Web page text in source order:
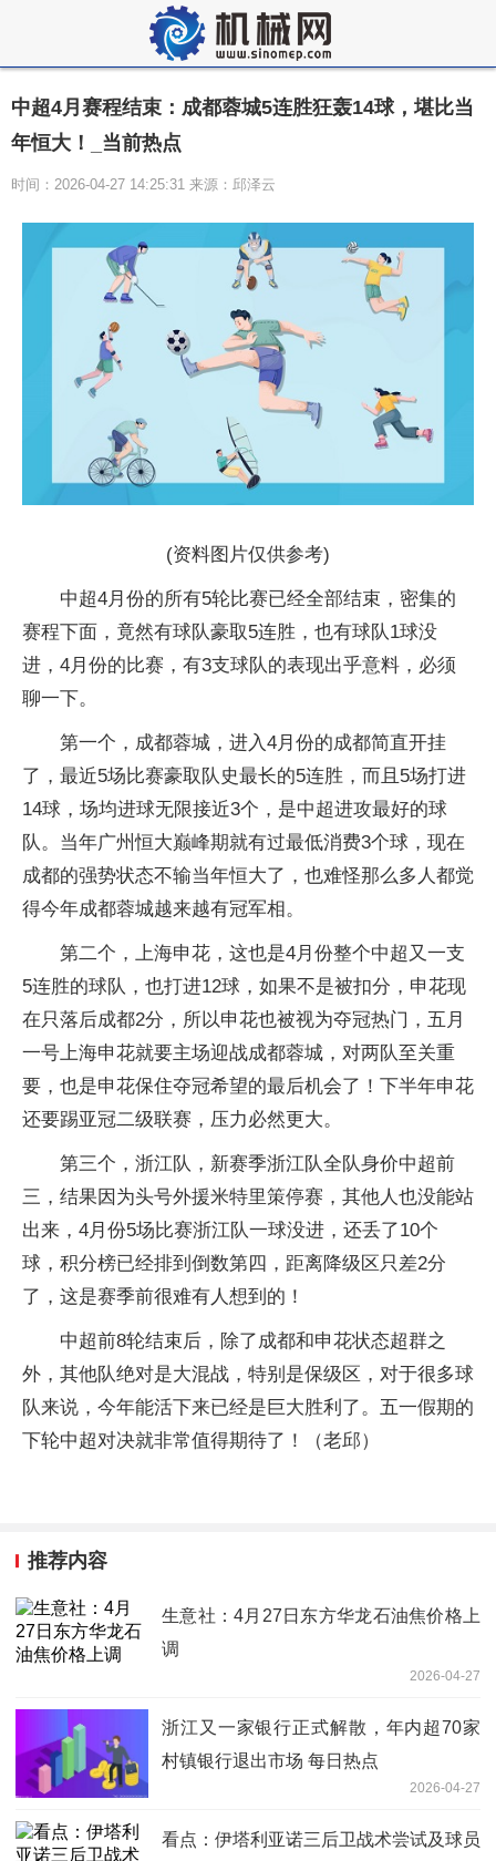
中超4月赛程结束：成都蓉城5连胜狂轰14球，堪比当
年恒大！_当前热点
时间：2026-04-27 14:25:31 来源：邱泽云
(资料图片仅供参考)
中超4月份的所有5轮比赛已经全部结束，密集的
赛程下面，竟然有球队豪取5连胜，也有球队1球没
进，4月份的比赛，有3支球队的表现出乎意料，必须
聊一下。
第一个，成都蓉城，进入4月份的成都简直开挂
了，最近5场比赛豪取队史最长的5连胜，而且5场打进
14球，场均进球无限接近3个，是中超进攻最好的球
队。当年广州恒大巅峰期就有过最低消费3个球，现在
成都的强势状态不输当年恒大了，也难怪那么多人都觉
得今年成都蓉城越来越有冠军相。
第二个，上海申花，这也是4月份整个中超又一支
5连胜的球队，也打进12球，如果不是被扣分，申花现
在只落后成都2分，所以申花也被视为夺冠热门，五月
一号上海申花就要主场迎战成都蓉城，对两队至关重
要，也是申花保住夺冠希望的最后机会了！下半年申花
还要踢亚冠二级联赛，压力必然更大。
第三个，浙江队，新赛季浙江队全队身价中超前
三，结果因为头号外援米特里策停赛，其他人也没能站
出来，4月份5场比赛浙江队一球没进，还丢了10个
球，积分榜已经排到倒数第四，距离降级区只差2分
了，这是赛季前很难有人想到的！
中超前8轮结束后，除了成都和申花状态超群之
外，其他队绝对是大混战，特别是保级区，对于很多球
队来说，今年能活下来已经是巨大胜利了。五一假期的
下轮中超对决就非常值得期待了！（老邱）
推荐内容
生意社：4月27日东方华龙石油焦价格上
调
2026-04-27
浙江又一家银行正式解散，年内超70家
村镇银行退出市场 每日热点
2026-04-27
看点：伊塔利亚诺三后卫战术尝试及球员